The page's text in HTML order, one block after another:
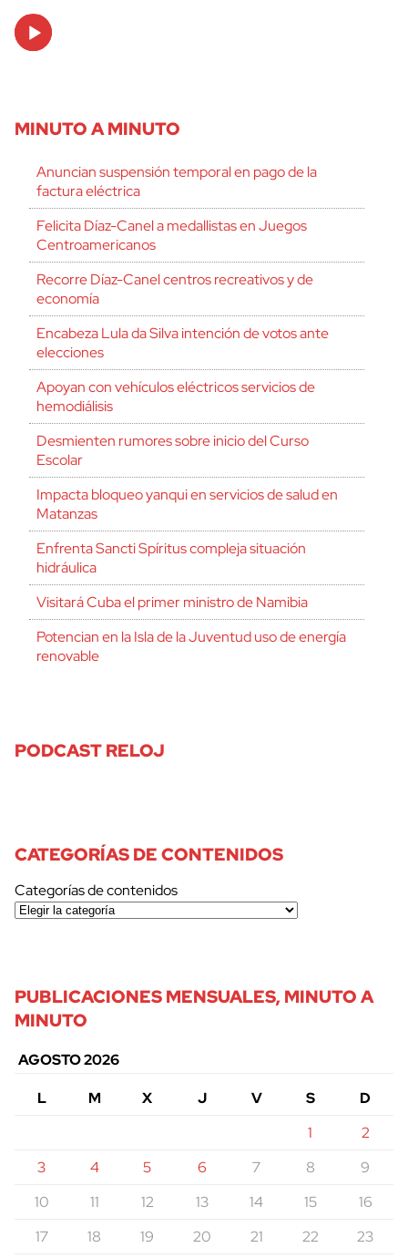
Audio
Player
MINUTO A MINUTO
Anuncian suspensión temporal en pago de la
factura eléctrica
Felicita Díaz-Canel a medallistas en Juegos
Centroamericanos
Recorre Díaz-Canel centros recreativos y de
economía
Encabeza Lula da Silva intención de votos ante
elecciones
Apoyan con vehículos eléctricos servicios de
hemodiálisis
Desmienten rumores sobre inicio del Curso
Escolar
Impacta bloqueo yanqui en servicios de salud en
Matanzas
Enfrenta Sancti Spíritus compleja situación
hidráulica
Visitará Cuba el primer ministro de Namibia
Potencian en la Isla de la Juventud uso de energía
renovable
PODCAST RELOJ
CATEGORÍAS DE CONTENIDOS
Categorías de contenidos
PUBLICACIONES MENSUALES, MINUTO A
MINUTO
AGOSTO 2026
L
M X J V S
D
1
2
3
4 5 6 7 8
9
10
11 12 13 14 15
16
17
18 19 20 21 22 23